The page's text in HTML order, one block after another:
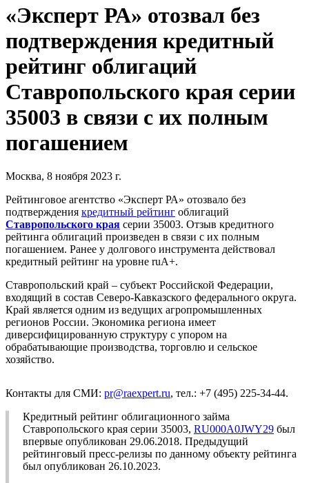
«Эксперт РА» отозвал без
подтверждения кредитный
рейтинг облигаций
Ставропольского края серии
35003 в связи с их полным
погашением
Москва, 8 ноября 2023 г.
Рейтинговое агентство «Эксперт РА» отозвало без
подтверждения кредитный рейтинг облигаций
Ставропольского края серии 35003. Отзыв кредитного
рейтинга облигаций произведен в связи с их полным
погашением. Ранее у долгового инструмента действовал
кредитный рейтинг на уровне ruА+.
Ставропольский край – субъект Российской Федерации,
входящий в состав Северо-Кавказского федерального округа.
Край является одним из ведущих агропромышленных
регионов России. Экономика региона имеет
диверсифицированную структуру с упором на
обрабатывающие производства, торговлю и сельское
хозяйство.
Контакты для СМИ: pr@raexpert.ru, тел.: +7 (495) 225-34-44.
Кредитный рейтинг облигационного займа
Ставропольского края серии 35003, RU000A0JWY29 был
впервые опубликован 29.06.2018. Предыдущий
рейтинговый пресс-релизы по данному объекту рейтинга
был опубликован 26.10.2023.